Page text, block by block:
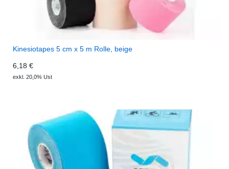
Kinesiotapes 5 cm x 5 m Rolle, beige
6,18 €
exkl. 20,0% Ust